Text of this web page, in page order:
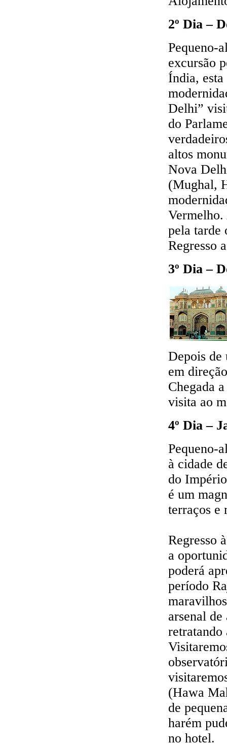
2º Dia –
Pequeno-
excursão
Índia,
Delhi”
do
altos
Nova
(Mughal,
pela tarde
Regresso
3º Dia –
Depois de
em
Chegada
visita ao
4º Dia –
Pequeno-
à cidade
do
é um
terraços e
Regresso
a
poderá
período
arsenal
retratando
(Hawa
de
harém
no hotel.